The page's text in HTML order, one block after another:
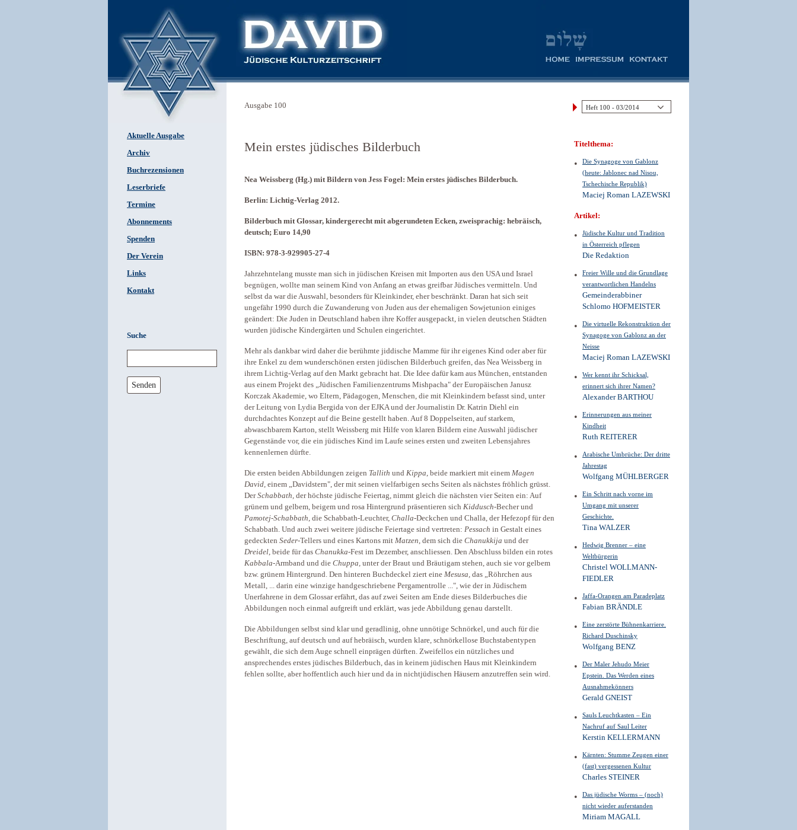
Aktuelle Ausgabe
Archiv
Buchrezensionen
Leserbriefe
Termine
Abonnements
Spenden
Der Verein
Links
Kontakt
Suche
Senden
Ausgabe 100
Mein erstes jüdisches Bilderbuch
Nea Weissberg (Hg.) mit Bildern von Jess Fogel: Mein erstes jüdisches Bilderbuch.
Berlin: Lichtig-Verlag 2012.
Bilderbuch mit Glossar, kindergerecht mit abgerundeten Ecken, zweisprachig: hebräisch,
deutsch; Euro 14,90
ISBN: 978-3-929905-27-4
Jahrzehntelang musste man sich in jüdischen Kreisen mit Importen aus den USA und Israel
begnügen, wollte man seinem Kind von Anfang an etwas greifbar Jüdisches vermitteln. Und
selbst da war die Auswahl, besonders für Kleinkinder, eher beschränkt. Daran hat sich seit
ungefähr 1990 durch die Zuwanderung von Juden aus der ehemaligen Sowjetunion einiges
geändert: Die Juden in Deutschland haben ihre Koffer ausgepackt, in vielen deutschen Städten
wurden jüdische Kindergärten und Schulen eingerichtet.
Mehr als dankbar wird daher die berühmte jiddische Mamme für ihr eigenes Kind oder aber für
ihre Enkel zu dem wunderschönen ersten jüdischen Bilderbuch greifen, das Nea Weissberg in
ihrem Lichtig-Verlag auf den Markt gebracht hat. Die Idee dafür kam aus München, entstanden
aus einem Projekt des „Jüdischen Familienzentrums Mishpacha" der Europäischen Janusz
Korczak Akademie, wo Eltern, Pädagogen, Menschen, die mit Kleinkindern befasst sind, unter
der Leitung von Lydia Bergida von der EJKA und der Journalistin Dr. Katrin Diehl ein
durchdachtes Konzept auf die Beine gestellt haben. Auf 8 Doppelseiten, auf starkem,
abwaschbarem Karton, stellt Weissberg mit Hilfe von klaren Bildern eine Auswahl jüdischer
Gegenstände vor, die ein jüdisches Kind im Laufe seines ersten und zweiten Lebensjahres
kennenlernen dürfte.
Die ersten beiden Abbildungen zeigen Tallith und Kippa, beide markiert mit einem Magen
David, einem „Davidstern", der mit seinen vielfarbigen sechs Seiten als nächstes fröhlich grüsst.
DerSchabbath, der höchste jüdische Feiertag, nimmt gleich die nächsten vier Seiten ein: Auf
grünem und gelbem, beigem und rosa Hintergrund präsentieren sich Kiddusch-Becher und
Pamotej-Schabbath, die Schabbath-Leuchter, Challa-Deckchen und Challa, der Hefezopf für den
Schabbath. Und auch zwei weitere jüdische Feiertage sind vertreten: Pessach in Gestalt eines
gedeckten Seder-Tellers und eines Kartons mit Matzen, dem sich die Chanukkija und der
Dreidel, beide für das Chanukka-Fest im Dezember, anschliessen. Den Abschluss bilden ein rotes
Kabbala-Armband und die Chuppa, unter der Braut und Bräutigam stehen, auch sie vor gelbem
bzw. grünem Hintergrund. Den hinteren Buchdeckel ziert eine Mesusa, das „Röhrchen aus
Metall, ... darin eine winzige handgeschriebene Pergamentrolle ...", wie der in Jüdischem
Unerfahrene in dem Glossar erfährt, das auf zwei Seiten am Ende dieses Bilderbuches die
Abbildungen noch einmal aufgreift und erklärt, was jede Abbildung genau darstellt.
Die Abbildungen selbst sind klar und geradlinig, ohne unnötige Schnörkel, und auch für die
Beschriftung, auf deutsch und auf hebräisch, wurden klare, schnörkellose Buchstabentypen
gewählt, die sich dem Auge schnell einprägen dürften. Zweifellos ein nützliches und
ansprechendes erstes jüdisches Bilderbuch, das in keinem jüdischen Haus mit Kleinkindern
fehlen sollte, aber hoffentlich auch hier und da in nichtjüdischen Häusern anzutreffen sein wird.
Titelthema:
Die Synagoge von Gablonz
(heute: Jablonec nad Nisou,
Tschechische Republik)
Maciej Roman LAZEWSKI
Artikel:
Jüdische Kultur und Tradition
in Österreich pflegen
Die Redaktion
Freier Wille und die Grundlage
verantwortlichen Handelns
Gemeinderabbiner
Schlomo HOFMEISTER
Die virtuelle Rekonstruktion der
Synagoge von Gablonz an der
Neisse
Maciej Roman LAZEWSKI
Wer kennt ihr Schicksal,
erinnert sich ihrer Namen?
Alexander BARTHOU
Erinnerungen aus meiner
Kindheit
Ruth REITERER
Arabische Umbrüche: Der dritte
Jahrestag
Wolfgang MÜHLBERGER
Ein Schritt nach vorne im
Umgang mit unserer
Geschichte.
Tina WALZER
Hedwig Brenner – eine
Weltbürgerin
Christel WOLLMANN-
FIEDLER
Jaffa-Orangen am Paradeplatz
Fabian BRÄNDLE
Eine zerstörte Bühnenkarriere.
Richard Duschinsky
Wolfgang BENZ
Der Maler Jehudo Meier
Epstein. Das Werden eines
Ausnahmekönners
Gerald GNEIST
Sauls Leuchtkasten – Ein
Nachruf auf Saul Leiter
Kerstin KELLERMANN
Kärnten: Stumme Zeugen einer
(fast) vergessenen Kultur
Charles STEINER
Das jüdische Worms – (noch)
nicht wieder auferstanden
Miriam MAGALL